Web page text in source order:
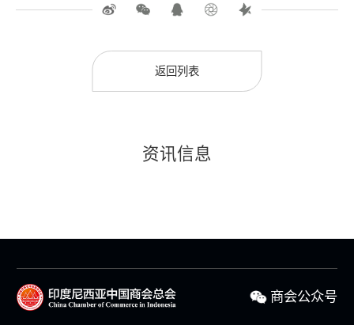
返回列表
资讯信息
商会公众号